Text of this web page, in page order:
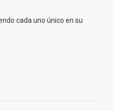
cada uno único en su